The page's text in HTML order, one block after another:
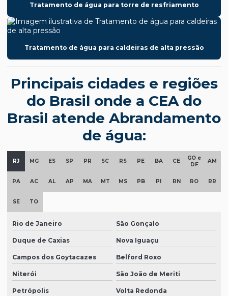
Tratamento de água para torre de resfriamento
Tratamento de água para caldeiras de alta pressão
Principais cidades e regiões
do Brasil onde a CEA do
Brasil atende Abrandamento
de água:
RJ MG ES SP PR SC RS PE BA CE
GO e
DF
AM
PA AC AL AP MA MT MS PB PI RN RO RR
SE TO
Rio de Janeiro São Gonçalo
Duque de Caxias Nova Iguaçu
Campos dos Goytacazes Belford Roxo
Niterói São João de Meriti
Petrópolis Volta Redonda